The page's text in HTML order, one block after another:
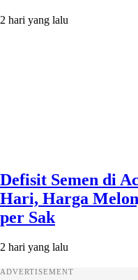
2 hari yang lalu
Defisit Semen di
Hari, Harga
per Sak
2 hari yang lalu
ADVERTISEMENT